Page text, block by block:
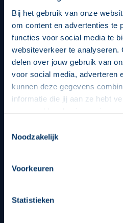
Bij het gebruik van onze
om content en advertenties te
functies voor social media te
websiteverkeer te analyseren.
delen over jouw gebruik van
voor social media, adverteren
kunnen deze gegevens
informatie die jij aan ze hebt
op een veilige en integere
beheren op de privacy- en
Noodzakelijk
Voorkeuren
Statistieken